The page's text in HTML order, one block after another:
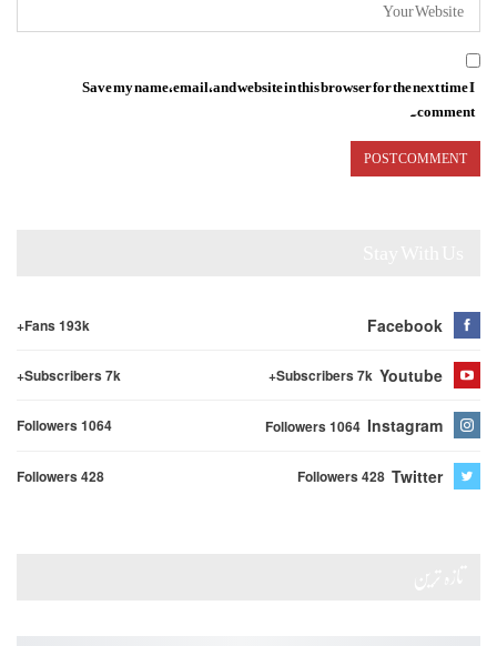
Save my name, email, and website in this browser for the next time I
comment.
Facebook
Fans 193k+
Youtube
Subscribers 7k+
Subscribers 7k+
Instagram
Followers 1064
Followers 1064
Twitter
Followers 428
Followers 428